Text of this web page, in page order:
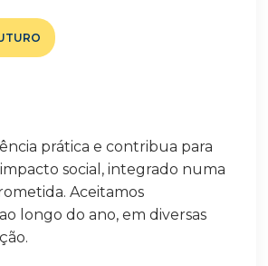
prática e contribua para
social, integrado numa
Aceitamos
longo do ano, em diversas